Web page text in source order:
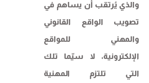
والذي يُرتقب أن يساهم في
تصويب الواقع القانوني
والمهني للمواقع
الإلكترونية، لا سيّما تلك
التي تلتزم المهنية